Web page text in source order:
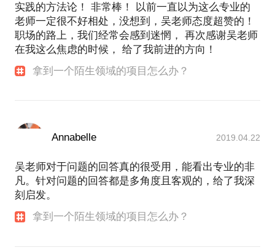
实践的方法论！ 非常棒！ 以前一直以为这么专业的
老师一定很不好相处，没想到，吴老师态度超赞的！
职场的路上，我们经常会感到迷惘， 再次感谢吴老师
在我这么焦虑的时候， 给了我前进的方向！
拿到一个陌生领域的项目怎么办？
Annabelle 2019.04.22
吴老师对于问题的回答真的很受用，能看出专业的非
凡。针对问题的回答都是多角度且客观的，给了我深
刻启发。
拿到一个陌生领域的项目怎么办？